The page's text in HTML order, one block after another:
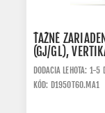
ŤAŽNÉ
(GJ/GL),
DODACIA LEHOTA: 1-5
KÓD: D1950T60.MA1